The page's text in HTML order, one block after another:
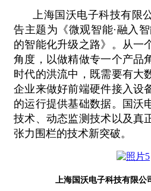
上海国沃电子科技有限
告主题为《微观智能·融入
的智能化升级之路》。从一
角度，以做精做专一个产品
时代的洪流中，既需要有大
企业来做好前端硬件接入设
的运行提供基础数据。国沃
技术、动态监测技术以及真
张力围栏的技术新突破。
上海国沃电子科技有限公